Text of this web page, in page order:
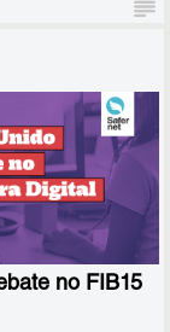
no FIB15